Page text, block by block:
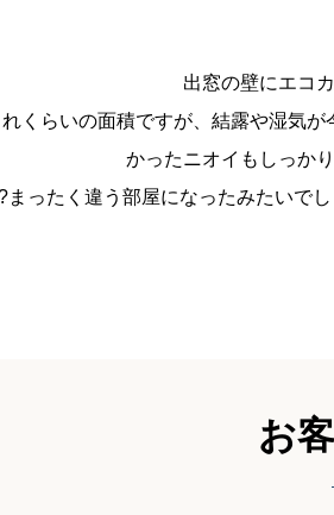
出窓の壁にエコ
くらいの面積ですが、結露や湿気
かったニオイもしっか
ったく違う部屋になったみたいで
お